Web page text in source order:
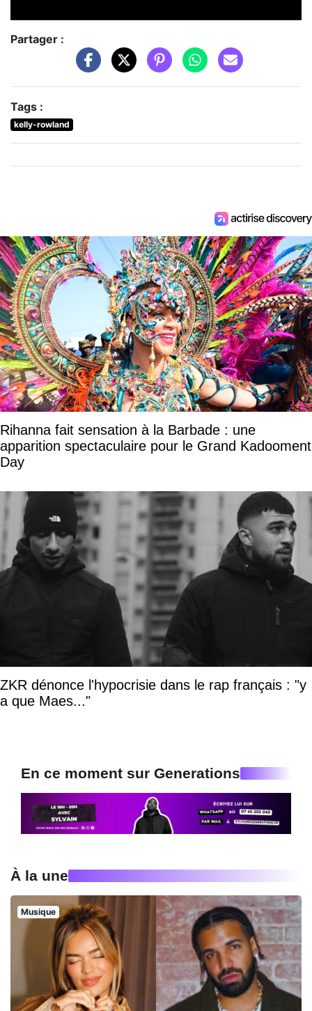
Partager :
Tags :
kelly-rowland
Rihanna fait sensation à la Barbade : une
apparition spectaculaire pour le Grand Kadooment
Day
ZKR dénonce l'hypocrisie dans le rap français : "y
a que Maes..."
En ce moment sur Generations
À la une
Musique